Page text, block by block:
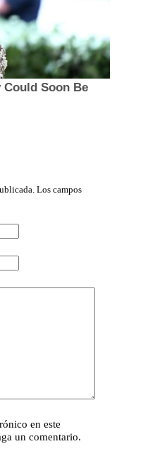
Los campos
en este
un comentario.